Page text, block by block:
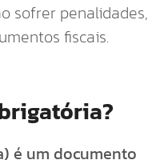
sofrer penalidades,
fiscais.
é um documento